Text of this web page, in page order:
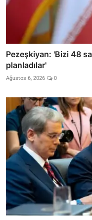
Pezeşkiyan: 'Bizi 48
planladılar'
Ağustos 6, 2026 0